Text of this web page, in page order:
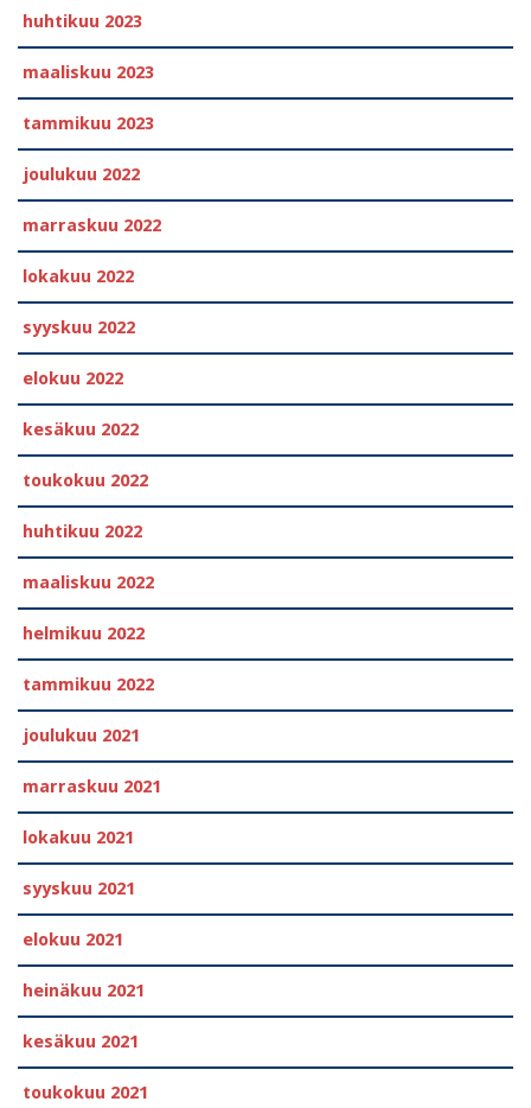
huhtikuu 2023
maaliskuu 2023
tammikuu 2023
joulukuu 2022
marraskuu 2022
lokakuu 2022
syyskuu 2022
elokuu 2022
kesäkuu 2022
toukokuu 2022
huhtikuu 2022
maaliskuu 2022
helmikuu 2022
tammikuu 2022
joulukuu 2021
marraskuu 2021
lokakuu 2021
syyskuu 2021
elokuu 2021
heinäkuu 2021
kesäkuu 2021
toukokuu 2021